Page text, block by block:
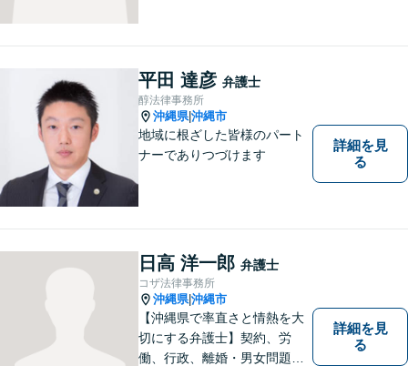
平田 達彦 弁護士
醇法律事務所
沖縄県|沖縄市
地域に根ざした皆様のパート
ナーでありつづけます
詳細を見
る
日高 洋一郎 弁護士
コザ法律事務所
沖縄県|沖縄市
【沖縄県で率直さと情熱を大
切にする弁護士】契約、労
働、行政、離婚・男女問題、
詳細を見
る